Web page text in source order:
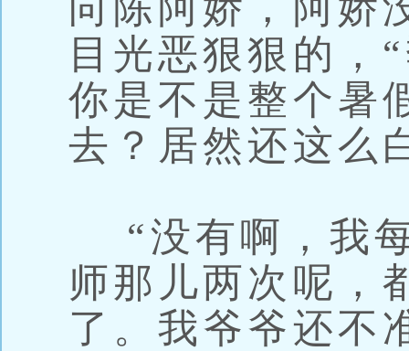
目光恶狠狠的，
你是不是整个暑
去？居然还这么
“没有啊，我
师那儿两次呢，
了。我爷爷还不